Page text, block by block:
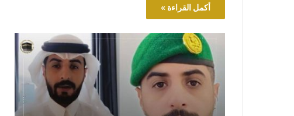
أكمل القراءة »